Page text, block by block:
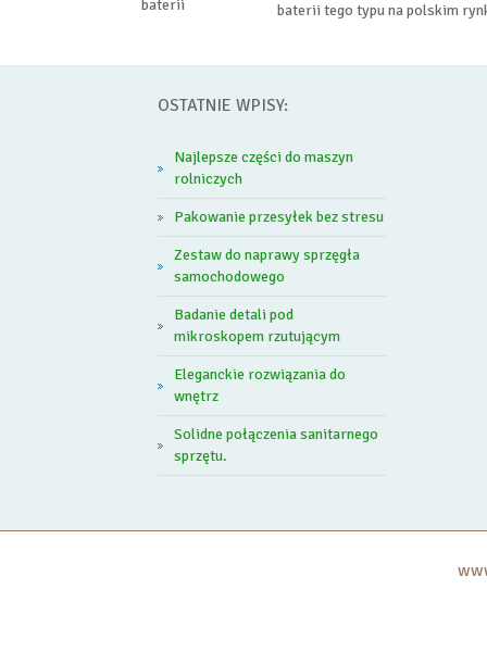
baterii tego typu na polskim
OSTATNIE WPISY:
Najlepsze części do maszyn
rolniczych
Pakowanie przesyłek bez stresu
Zestaw do naprawy sprzęgła
samochodowego
Badanie detali pod
mikroskopem rzutującym
Eleganckie rozwiązania do
wnętrz
Solidne połączenia sanitarnego
sprzętu.